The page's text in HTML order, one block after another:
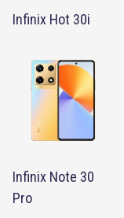
Infinix Hot 30i
Infinix Note 30
Pro